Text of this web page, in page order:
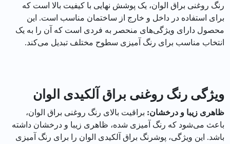
رنگ روغنی براق الوان، یک پوشش نهایی با کیفیت بالا است که
برای استفاده در داخل و خارج از ساختمان مناسب است. این
محصول دارای ویژگی‌های منحصر به فردی است که آن را به یک
انتخاب مناسب برای رنگ آمیزی سطوح مختلف تبدیل می‌کند.
ویژگی رنگ روغنی براق آلکیدی الوان
ظاهری زیبا و درخشان: براقیت بالای رنگ روغنی براق الوان،
باعث می‌شود که رنگ آمیزی شده، ظاهری زیبا و درخشان داشته
باشد. این ویژگی، پوشرنگ براق آلکیدی الوان را برای رنگ آمیزی